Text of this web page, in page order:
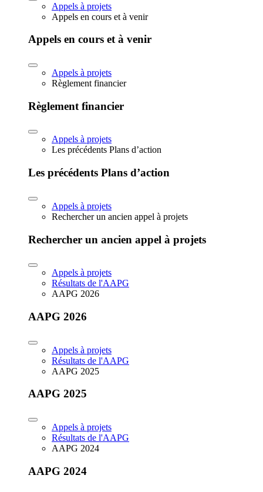
Appels à projets
Appels en cours et à venir
Appels en cours et à venir
Appels à projets
Règlement financier
Règlement financier
Appels à projets
Les précédents Plans d’action
Les précédents Plans d’action
Appels à projets
Rechercher un ancien appel à projets
Rechercher un ancien appel à projets
Appels à projets
Résultats de l'AAPG
AAPG 2026
AAPG 2026
Appels à projets
Résultats de l'AAPG
AAPG 2025
AAPG 2025
Appels à projets
Résultats de l'AAPG
AAPG 2024
AAPG 2024